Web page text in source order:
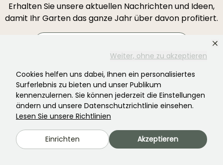
Weiter, ohne zu akzeptieren
Cookies helfen uns dabei, Ihnen ein personalisiertes
Surferlebnis zu bieten und unser Publikum
kennenzulernen. Sie können jederzeit die Einstellungen
ändern und unsere Datenschutzrichtlinie einsehen.
Lesen Sie unsere Richtlinien
Einrichten Akzeptieren
Erhalten Sie unsere aktuellen Nachrichten und Ideen,
damit Ihr Garten das ganze Jahr über davon profitiert.
Registrieren Sie sich →
Dieses Formular ist durch reCAPTCHA geschützt – es gelten die
Datenschutzbestimmungenund dieNutzungsbedingungen